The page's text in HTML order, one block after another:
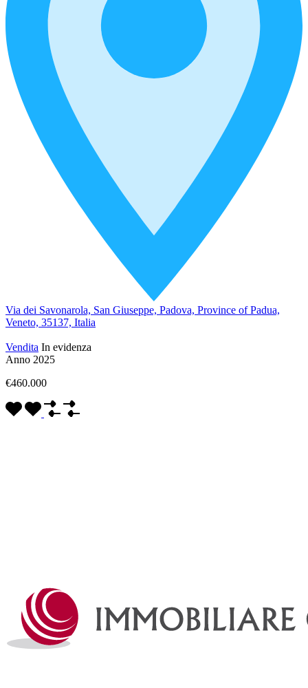
Via dei Savonarola, San Giuseppe, Padova, Province of Padua,
Veneto, 35137, Italia
Vendita In evidenza
Anno 2025
€460.000